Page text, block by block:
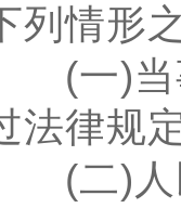
列情形
(一)
法律规
(二)